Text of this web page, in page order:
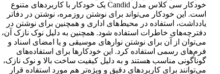
خودکار سی کلاس مدل Candid یک خودکار با کاربردهای متنوع
است. این خودکار می‌تواند برای نوشتن روزمره، نوشتن در دفاتر
یادداشت، استفاده در محیط‌های اداری و همچنین برای نوشتن در
دفترچه‌های خاطرات استفاده شود. همچنین به دلیل نوک نازک آن،
می‌توان از آن برای نوشتن نوارهای موسیقی و یا امضای اسناد و
فرم‌های رسمی استفاده کرد. این خودکارها برای استفاده‌های
گوناگونی مناسب هستند و به دلیل کیفیت ساخت بالا و نوک نازک،
می‌توانند برای کاربردهای دقیق و ویژه‌تر هم مورد استفاده قرار